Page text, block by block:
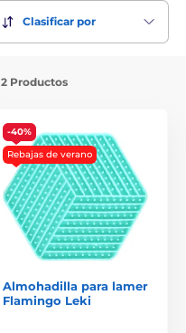
Clasificar por
Productos
-40%
Rebajas de verano
Almohadilla para lamer
Flamingo Leki